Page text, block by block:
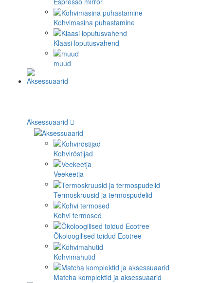
Kohvimasina puhastamine
Klaasi loputusvahend
muud
Aksessuaarid
Kohviröstijad
Veekeetja
Termoskruusid ja termospudelid
Kohvi termosed
Ökoloogilised toidud Ecotree
Kohvimahutid
Matcha komplektid ja aksessuaarid